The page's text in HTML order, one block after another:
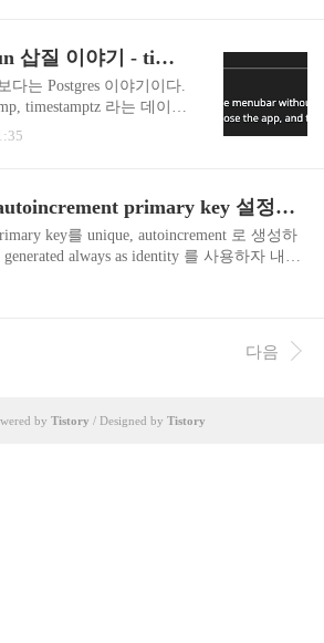
다는 제약 조건을 가지고 생성한다. CREAT
PRIMARYKEY, task_id int NOTNULL, u
Golang ORM - Bun 삽질 이야기 - timestamp 와 timestamptz
다는 Postgres 이야기이다.
timestamptz 라는 데이터
. 두 타입의 차이를 Golang
확인해본다. TL;DR 두 타
timezone 설정에 따라 저
를 사용하여 항상
, 사용자에게 이를 보여주
..
PostgreSQL에서 autoincrement primary key 설정하기
key를 unique, autoincrement 로 생성하
always as identity 를 사용하자 내
생성하며 PK를 하나씩 증가하는 8바이트 정
unique value"를 생성하게 하는 구현이
다2. Postgres 10 부터는 generated as identity
다음
by Tistory / Designed by Tistory